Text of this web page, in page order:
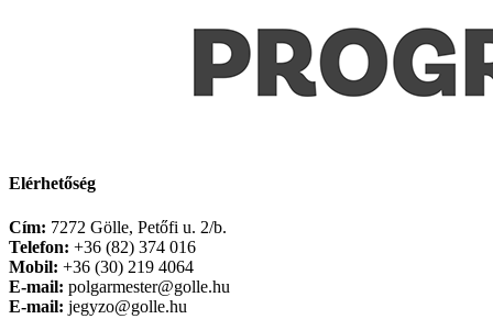
Elérhetőség
Cím: 7272 Gölle, Petőfi u. 2/b.
Telefon: +36 (82) 374 016
Mobil: +36 (30) 219 4064
E-mail: polgarmester@golle.hu
E-mail: jegyzo@golle.hu